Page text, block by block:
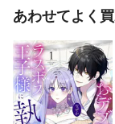
あわせてよく